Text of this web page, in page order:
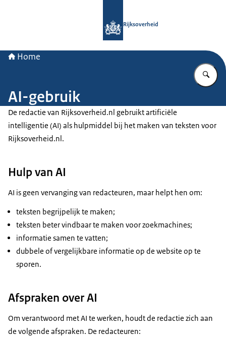
Rijksoverheid
Home
AI-gebruik
De redactie van Rijksoverheid.nl gebruikt artificiële
intelligentie (AI) als hulpmiddel bij het maken van teksten voor
Rijksoverheid.nl.
Hulp van AI
AI is geen vervanging van redacteuren, maar helpt hen om:
teksten begrijpelijk te maken;
teksten beter vindbaar te maken voor zoekmachines;
informatie samen te vatten;
dubbele of vergelijkbare informatie op de website op te
sporen.
Afspraken over AI
Om verantwoord met AI te werken, houdt de redactie zich aan
de volgende afspraken. De redacteuren: